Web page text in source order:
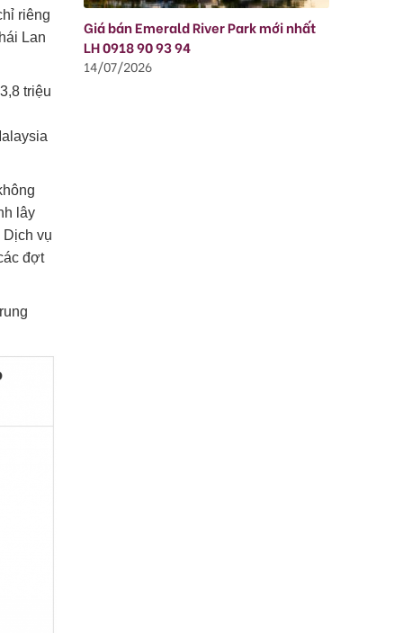
riêng
Lan
triệu
lây
vụ
đợt
Giá bán Emerald River Park mới nhất
LH 0918 90 93 94
14/07/2026